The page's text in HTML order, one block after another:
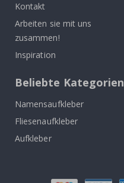
Kontakt
Arbeiten sie mit uns
zusammen!
Inspiration
Beliebte Kategorien
Namensaufkleber
Fliesenaufkleber
Aufkleber